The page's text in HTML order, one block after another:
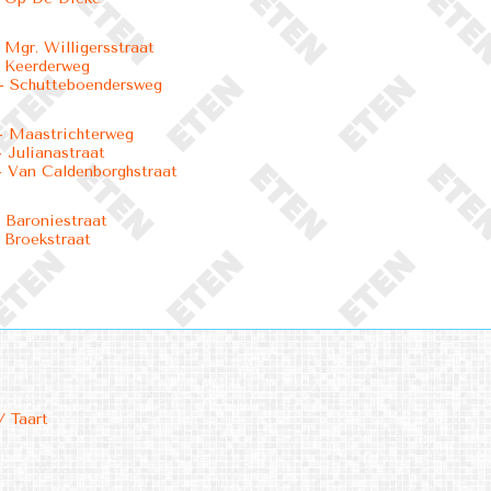
Mgr. Willigersstraat
Schutteboendersweg
Maastrichterweg
Julianastraat
Van Caldenborghstraat
Baroniestraat
Broekstraat
Taart